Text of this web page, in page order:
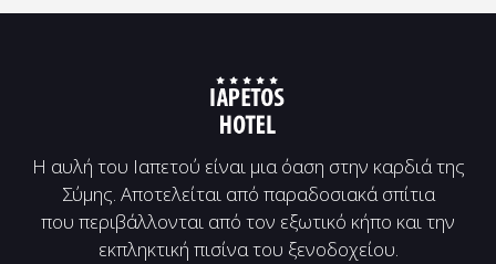
Η αυλή του Ιαπετού είναι μια όαση στην καρδιά της
Σύμης. Αποτελείται από παραδοσιακά σπίτια
που περιβάλλονται από τον εξωτικό κήπο και την
εκπληκτική πισίνα του ξενοδοχείου.